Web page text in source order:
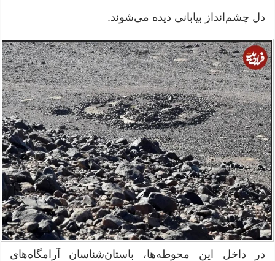
دل چشم‌انداز بیابانی دیده می‌شوند.
در داخل این محوطه‌ها، باستان‌شناسان آرامگاه‌های